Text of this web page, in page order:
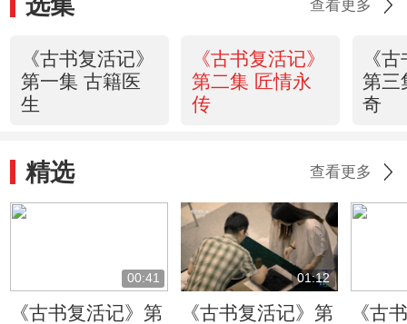
查看更多
《古书复活记》
第一集 古籍医
生
《古书复活记》
第二集 匠情永
传
《
第三
奇
精选 查看更多
00:41
《古书复活记》第
01:12
《古书复活记》第
《古